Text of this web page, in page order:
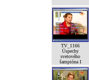
TV_1166
Úspechy
svetového
šampióna I